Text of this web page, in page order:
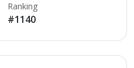
Ranking
#1140